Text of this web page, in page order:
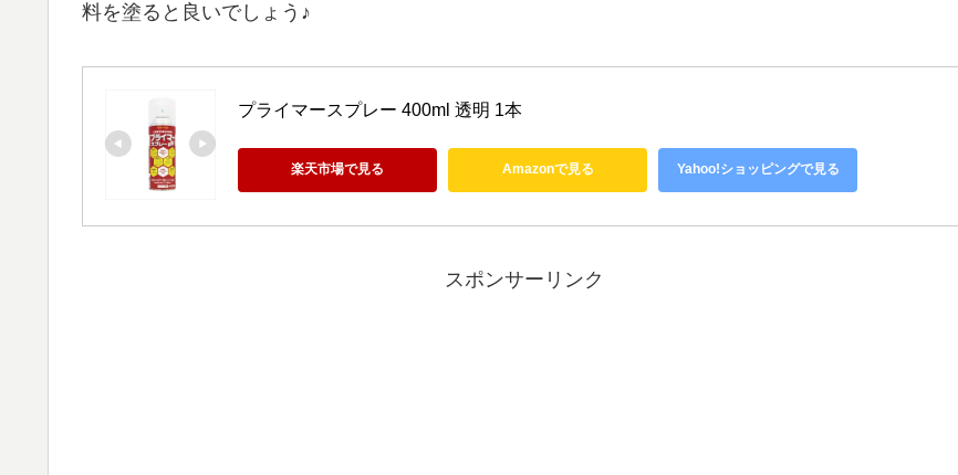
料を塗ると良いでしょう♪
プライマースプレー 400ml 透明 1本
楽天市場で見る Amazonで見る Yahoo!ショッピングで見る
スポンサーリンク